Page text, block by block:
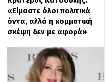
17,8% 11,7%
16,3% 16,5%
«Είμαστε όλοι πολιτικά
όντα, αλλά η κομματική
σκέψη δεν με αφορά»